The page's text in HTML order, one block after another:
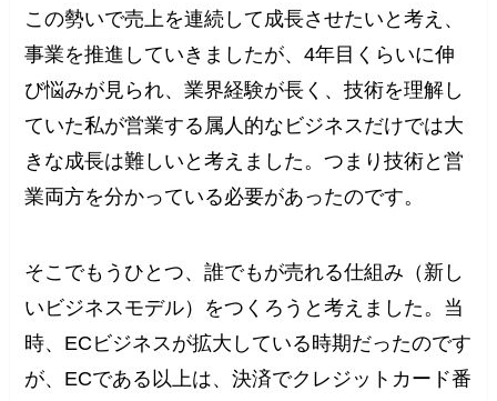
この勢いで売上を連続して成長させたいと考え、
事業を推進していきましたが、4年目くらいに伸
び悩みが見られ、業界経験が長く、技術を理解し
ていた私が営業する属人的なビジネスだけでは大
きな成長は難しいと考えました。つまり技術と営
業両方を分かっている必要があったのです。
そこでもうひとつ、誰でもが売れる仕組み（新し
いビジネスモデル）をつくろうと考えました。当
時、ECビジネスが拡大している時期だったのです
が、ECである以上は、決済でクレジットカード番